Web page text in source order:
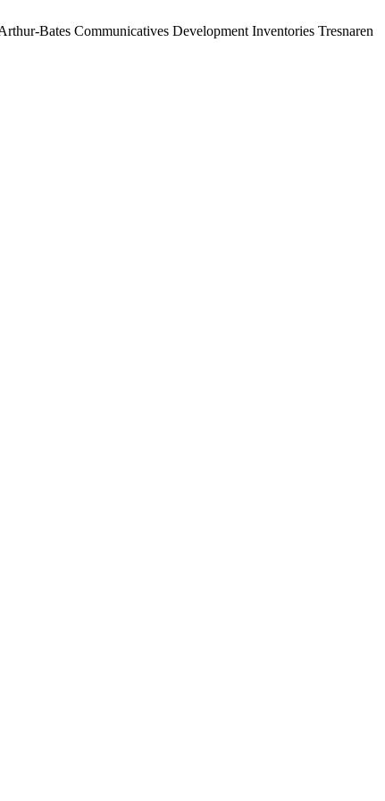
Bates Communicatives Development Inventories Tresnaren